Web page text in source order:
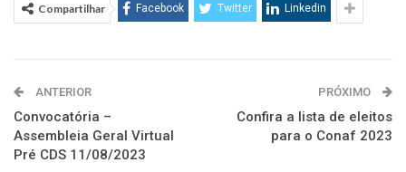
Compartilhar Facebook Twitter Linkedin
ANTERIOR
Convocatória –
Assembleia Geral Virtual
Pré CDS 11/08/2023
PRÓXIMO
Confira a lista de eleitos
para o Conaf 2023